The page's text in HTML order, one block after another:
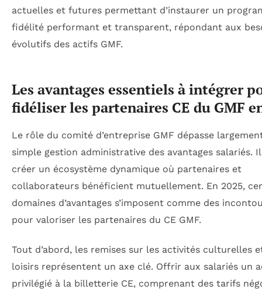
actuelles et futures permettant d’instaurer un
fidélité performant et transparent, répondant aux
évolutifs des actifs GMF.
Les avantages essentiels à intégrer
fidéliser les partenaires CE du GMF
Le rôle du comité d’entreprise GMF dépasse
simple gestion administrative des avantages salariés. Il
créer un écosystème dynamique où partenaires et
collaborateurs bénéficient mutuellement. En 2025,
domaines d’avantages s’imposent comme des
pour valoriser les partenaires du CE GMF.
Tout d’abord, les remises sur les activités culturelles
loisirs représentent un axe clé. Offrir aux salariés un
privilégié à la billetterie CE, comprenant des tarifs